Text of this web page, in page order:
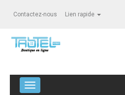
Contactez-nous Lien rapide
Navigation bascule